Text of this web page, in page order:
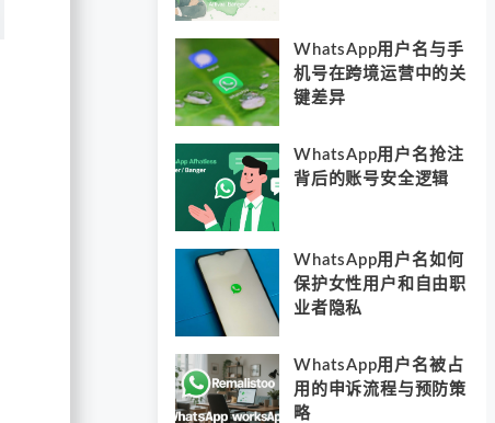
WhatsApp用户名与手
机号在跨境运营中的关
键差异
WhatsApp用户名抢注
背后的账号安全逻辑
WhatsApp用户名如何
保护女性用户和自由职
业者隐私
WhatsApp用户名被占
用的申诉流程与预防策
略